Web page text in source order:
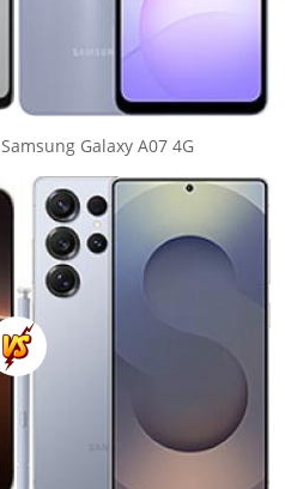
Samsung Galaxy A07 4G